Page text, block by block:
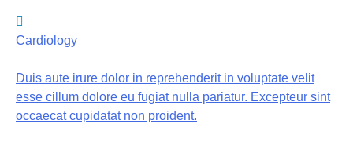
Cardiology
Duis aute irure dolor in reprehenderit in voluptate velit
esse cillum dolore eu fugiat nulla pariatur. Excepteur sint
occaecat cupidatat non proident.